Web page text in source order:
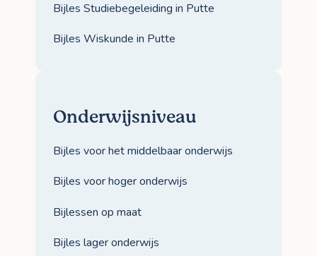
Bijles Studiebegeleiding in Putte
Bijles Wiskunde in Putte
Onderwijsniveau
Bijles voor het middelbaar onderwijs
Bijles voor hoger onderwijs
Bijlessen op maat
Bijles lager onderwijs